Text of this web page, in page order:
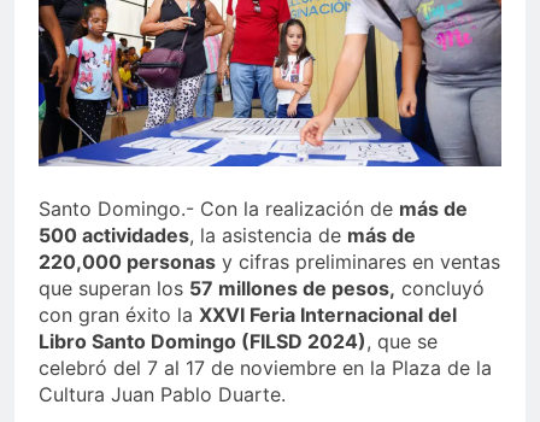
Juegos de Azar
Metro de SD amplía
horario por Juegos
Centroamericanos
5 Días Ago
Santo Domingo.- Con la realización de más de
500 actividades, la asistencia de más de
220,000 personas y cifras preliminares en ventas
que superan los 57 millones de pesos, concluyó
con gran éxito la XXVI Feria Internacional del
Libro Santo Domingo (FILSD 2024), que se
celebró del 7 al 17 de noviembre en la Plaza de la
Cultura Juan Pablo Duarte.